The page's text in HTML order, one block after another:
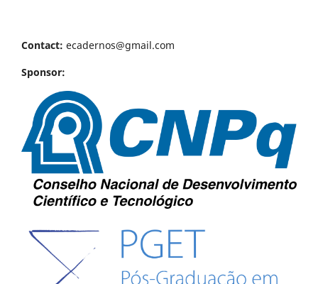
Contact: ecadernos@gmail.com
Sponsor: